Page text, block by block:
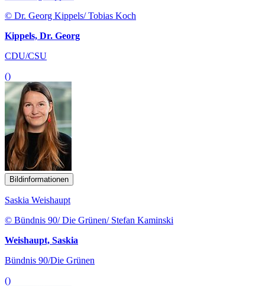
© Dr. Georg Kippels/ Tobias Koch
Kippels, Dr. Georg
CDU/CSU
()
Bildinformationen
Saskia Weishaupt
© Bündnis 90/ Die Grünen/ Stefan Kaminski
Weishaupt, Saskia
Bündnis 90/Die Grünen
()